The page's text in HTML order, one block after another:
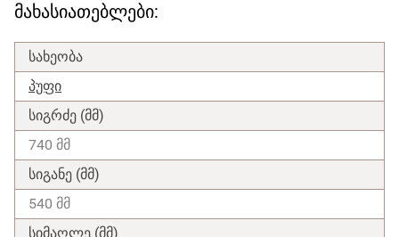
მახასიათებლები:
სახეობა
პუფი
სიგრძე (მმ)
740 მმ
სიგანე (მმ)
540 მმ
სიმაღლე (მმ)